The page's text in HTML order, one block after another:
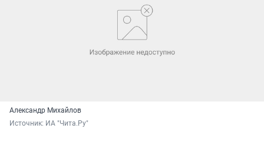
Александр Михайлов
Источник: ИА "Чита.Ру"